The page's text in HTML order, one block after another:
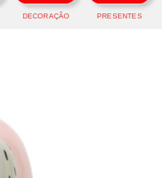
DECORAÇÃO PRESENTES